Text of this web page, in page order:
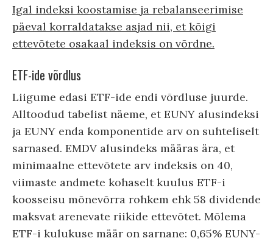
Igal indeksi koostamise ja rebalanseerimise
päeval korraldatakse asjad nii, et kõigi
ettevõtete osakaal indeksis on võrdne.
ETF-ide võrdlus
Liigume edasi ETF-ide endi võrdluse juurde.
Alltoodud tabelist näeme, et EUNY alusindeksi
ja EUNY enda komponentide arv on suhteliselt
sarnased. EMDV alusindeks määras ära, et
minimaalne ettevõtete arv indeksis on 40,
viimaste andmete kohaselt kuulus ETF-i
koosseisu mõnevõrra rohkem ehk 58 dividende
maksvat arenevate riikide ettevõtet. Mõlema
ETF-i kulukuse määr on sarnane: 0,65% EUNY-